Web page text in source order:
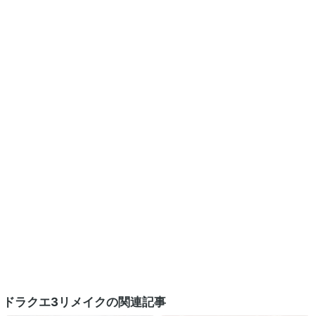
ドラクエ3リメイクの関連記事